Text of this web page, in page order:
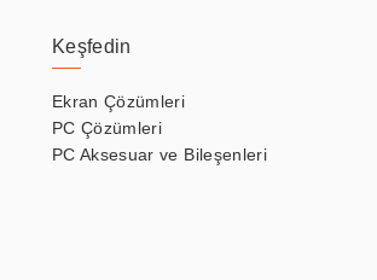
Keşfedin
Ekran Çözümleri
PC Çözümleri
PC Aksesuar ve Bileşenleri